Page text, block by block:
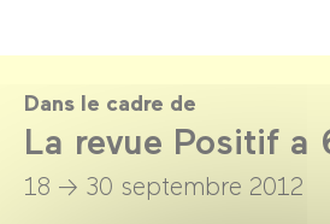
Dans le cadre de
La revue Positif a
18 → 30 septembre 2012